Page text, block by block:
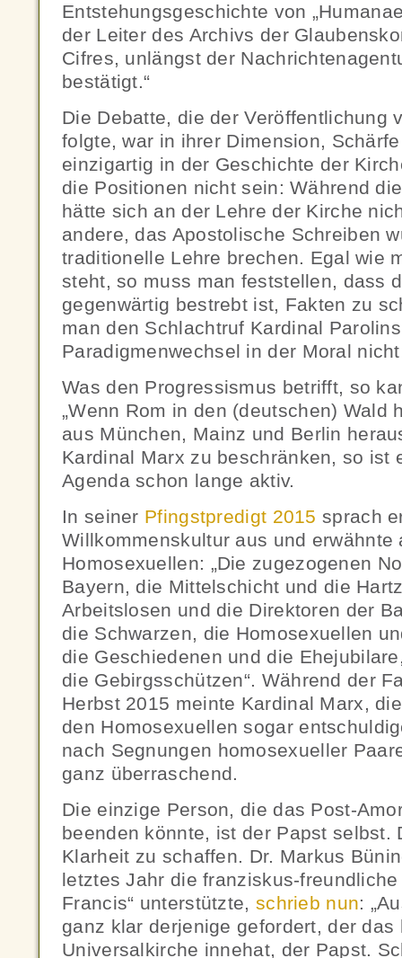
Entstehungsgeschichte von
der Leiter des Archivs der
Cifres, unlängst der
bestätigt.“
Die Debatte, die der Veröffentlichung
folgte, war in ihrer Dimension,
einzigartig in der Geschichte der
die Positionen nicht sein: Während
hätte sich an der Lehre der Kirche
andere, das Apostolische Schreiben
traditionelle Lehre brechen. Egal wie
steht, so muss man feststellen, dass
gegenwärtig bestrebt ist, Fakten zu
man den Schlachtruf Kardinal
Paradigmenwechsel in der Moral
Was den Progressismus betrifft, so
„Wenn Rom in den (deutschen) Wald
aus München, Mainz und Berlin
Kardinal Marx zu beschränken, so ist
Agenda schon lange aktiv.
In seiner Pfingstpredigt 2015 sprach
Willkommenskultur aus und erwähnte
Homosexuellen: „Die zugezogenen
Bayern, die Mittelschicht und die
Arbeitslosen und die Direktoren der
die Schwarzen, die Homosexuellen
die Geschiedenen und die
die Gebirgsschützen“. Während der
Herbst 2015 meinte Kardinal Marx,
den Homosexuellen sogar
nach Segnungen homosexueller
ganz überraschend.
Die einzige Person, die das Post-
beenden könnte, ist der Papst selbst.
Klarheit zu schaffen. Dr. Markus
letztes Jahr die franziskus-
Francis“ unterstützte, schrieb nun:
ganz klar derjenige gefordert, der
Universalkirche innehat, der Papst.